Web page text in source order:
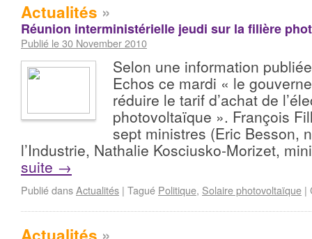
Actualités »
Réunion interministérielle jeudi sur la filière
Publié le 30 November 2010
Selon une information
Echos ce mardi « le
réduire le tarif d’achat de
photovoltaïque ». François
sept ministres (Eric Besson,
l’Industrie, Nathalie Kosciusko-Morizet,
suite →
Publié dansActualités | Tagué Politique, Solaire photovoltaïque |